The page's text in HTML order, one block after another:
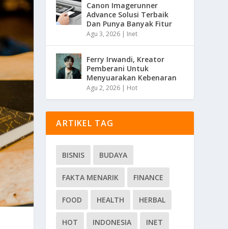
Canon Imagerunner
Advance Solusi Terbaik
Dan Punya Banyak Fitur
Agu 3, 2026 | Inet
Ferry Irwandi, Kreator
Pemberani Untuk
Menyuarakan Kebenaran
Agu 2, 2026 | Hot
ARTIKEL TAG
BISNIS BUDAYA
FAKTA MENARIK FINANCE
FOOD HEALTH HERBAL
HOT INDONESIA INET